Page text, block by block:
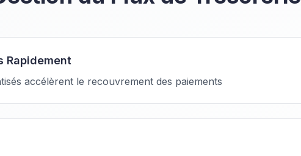
Rapidement
accélèrent le recouvrement des paiements